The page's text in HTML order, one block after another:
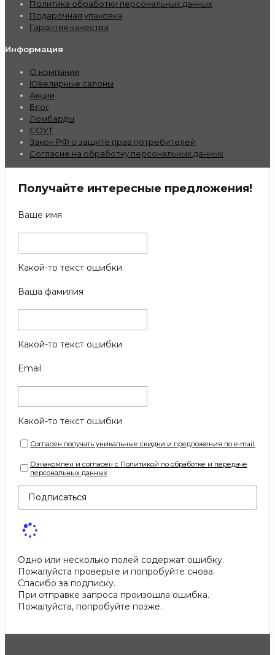
Политика обработки персональных данных
Подарочная упаковка
Гарантия качества
Информация
О компании
Ювелирные салоны
Акции
Блог
Ломбарды
СОУТ
Закон РФ о защите прав потребителей
Согласие на обработку персональных данных
Получайте интересные предложения!
Ваше имя
Какой-то текст ошибки
Ваша фамилия
Какой-то текст ошибки
Email
Какой-то текст ошибки
Согласен получать уникальные скидки и предложения по e-mail.
Ознакомлен и согласен с Политикой по обработке и передаче
персональных данных
Подписаться
Одно или несколько полей содержат ошибку.
Пожалуйста проверьте и попробуйте снова.
Спасибо за подписку.
При отправке запроса произошла ошибка.
Пожалуйста, попробуйте позже.